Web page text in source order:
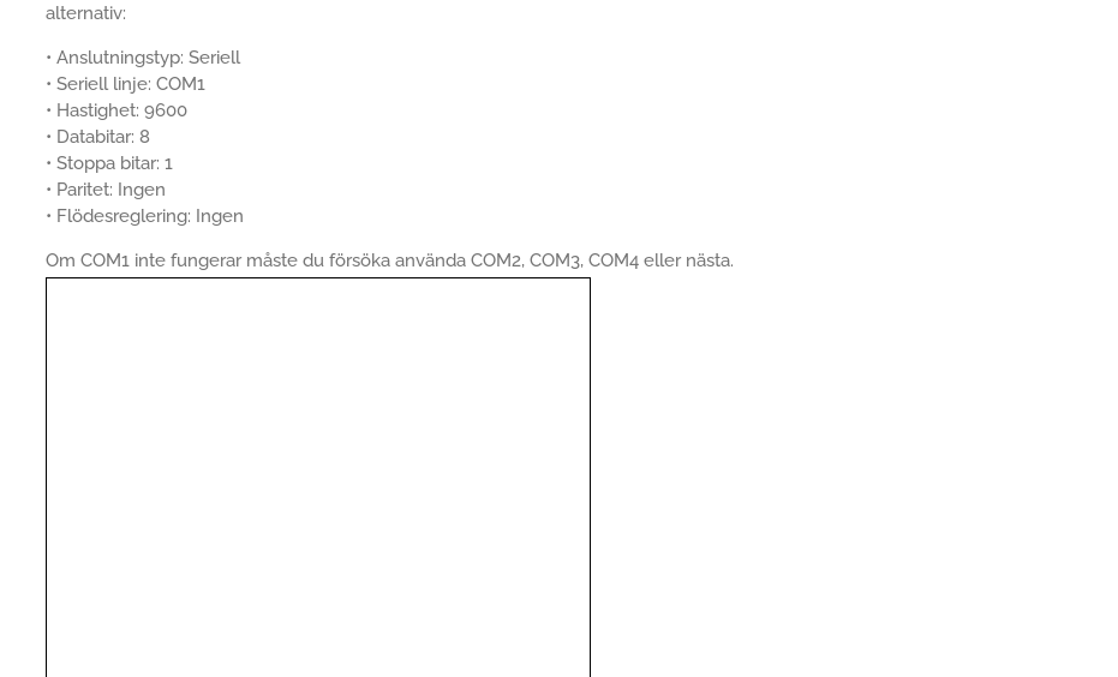
alternativ:
• Anslutningstyp: Seriell
• Seriell linje: COM1
• Hastighet: 9600
• Databitar: 8
• Stoppa bitar: 1
• Paritet: Ingen
• Flödesreglering: Ingen
Om COM1 inte fungerar måste du försöka använda COM2, COM3, COM4 eller nästa.